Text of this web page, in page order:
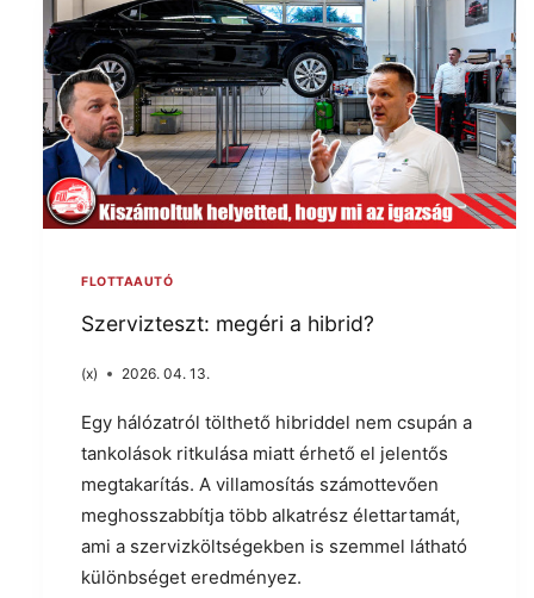
FLOTTAAUTÓ
Szervizteszt: megéri a hibrid?
(x) 2026. 04. 13.
Egy hálózatról tölthető hibriddel nem csupán a
tankolások ritkulása miatt érhető el jelentős
megtakarítás. A villamosítás számottevően
meghosszabbítja több alkatrész élettartamát,
ami a szervizköltségekben is szemmel látható
különbséget eredményez.